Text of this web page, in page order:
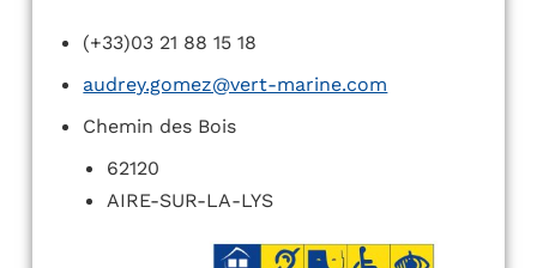
(+33)03 21 88 15 18
audrey.gomez@vert-marine.com
Chemin des Bois
62120
AIRE-SUR-LA-LYS